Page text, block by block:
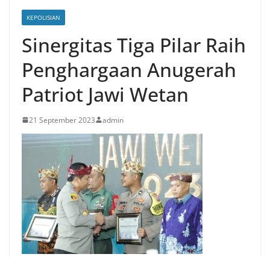
KEPOLISIAN
Sinergitas Tiga Pilar Raih
Penghargaan Anugerah
Patriot Jawi Wetan
21 September 2023 admin